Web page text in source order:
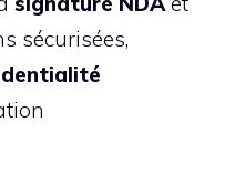
sécurisées,